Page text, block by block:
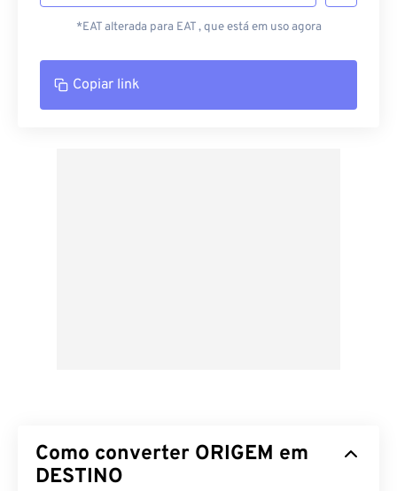
*EAT alterada para EAT , que está em uso agora
Copiar link
Como converter ORIGEM em
DESTINO